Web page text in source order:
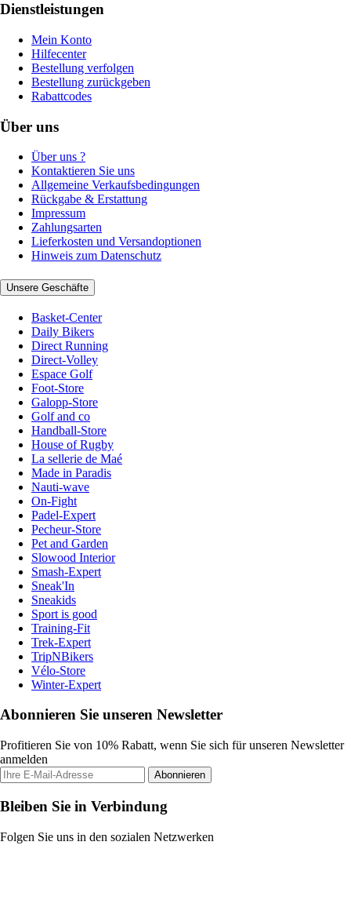
Dienstleistungen
Mein Konto
Hilfecenter
Bestellung verfolgen
Bestellung zurückgeben
Rabattcodes
Über uns
Über uns ?
Kontaktieren Sie uns
Allgemeine Verkaufsbedingungen
Rückgabe & Erstattung
Impressum
Zahlungsarten
Lieferkosten und Versandoptionen
Hinweis zum Datenschutz
Unsere Geschäfte
Basket-Center
Daily Bikers
Direct Running
Direct-Volley
Espace Golf
Foot-Store
Galopp-Store
Golf and co
Handball-Store
House of Rugby
La sellerie de Maé
Made in Paradis
Nauti-wave
On-Fight
Padel-Expert
Pecheur-Store
Pet and Garden
Slowood Interior
Smash-Expert
Sneak'In
Sneakids
Sport is good
Training-Fit
Trek-Expert
TripNBikers
Vélo-Store
Winter-Expert
Abonnieren Sie unseren Newsletter
Profitieren Sie von 10% Rabatt, wenn Sie sich für unseren Newsletter
anmelden
Abonnieren
Bleiben Sie in Verbindung
Folgen Sie uns in den sozialen Netzwerken